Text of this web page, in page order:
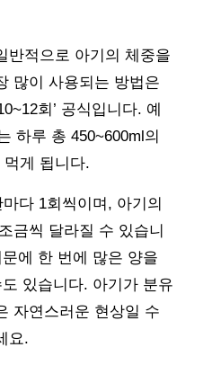
반적으로 아기의 체중을
많이 사용되는 방법은
회’ 공식입니다. 예
하루 총 450~600ml의
먹게 됩니다.
다 1회씩이며, 아기의
금씩 달라질 수 있습니
에 한 번에 많은 양을
있습니다. 아기가 분유
자연스러운 현상일 수
요.